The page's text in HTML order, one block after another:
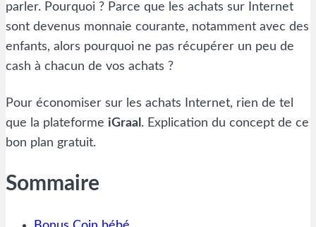
parler. Pourquoi ? Parce que les achats sur Internet
sont devenus monnaie courante, notamment avec des
enfants, alors pourquoi ne pas récupérer un peu de
cash à chacun de vos achats ?
Pour économiser sur les achats Internet, rien de tel
que la plateforme iGraal . Explication du concept de ce
bon plan gratuit.
Sommaire